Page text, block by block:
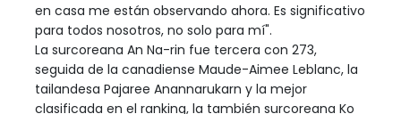
en casa me están observando ahora. Es significativo
para todos nosotros, no solo para mí".
La surcoreana An Na-rin fue tercera con 273,
seguida de la canadiense Maude-Aimee Leblanc, la
tailandesa Pajaree Anannarukarn y la mejor
clasificada en el ranking, la también surcoreana Ko